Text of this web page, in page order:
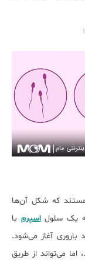
که شکل آن‌ها
که یک سلولاسپرم با
آغاز می‌شود.
اما می‌تواند از طریق